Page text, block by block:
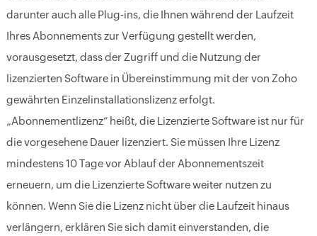
darunter auch alle Plug-ins, die Ihnen während der Laufzeit
Ihres Abonnements zur Verfügung gestellt werden,
vorausgesetzt, dass der Zugriff und die Nutzung der
lizenzierten Software in Übereinstimmung mit der von Zoho
gewährten Einzelinstallationslizenz erfolgt.
„Abonnementlizenz“ heißt, die Lizenzierte Software ist nur für
die vorgesehene Dauer lizenziert. Sie müssen Ihre Lizenz
mindestens 10 Tage vor Ablauf der Abonnementszeit
erneuern, um die Lizenzierte Software weiter nutzen zu
können. Wenn Sie die Lizenz nicht über die Laufzeit hinaus
verlängern, erklären Sie sich damit einverstanden, die